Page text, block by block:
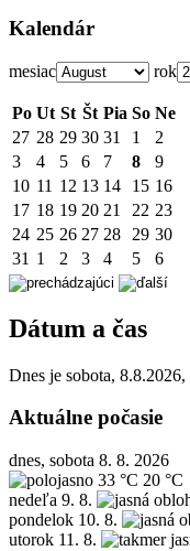
Kalendár
mesiac rok
Po Ut St Št Pia So Ne
27 28 29 30 31 1
2
3
4 5 6 7 8
9
10 11 12 13 14 15 16
17 18 19 20 21 22 23
24 25 26 27 28 29 30
31 1 2 3 4 5 6
Dátum a čas
Dnes je sobota, 8.8.2026,
Aktuálne počasie
dnes, sobota 8. 8. 2026
33 °C 20 °C
nedeľa 9. 8.
pondelok 10. 8.
utorok 11. 8.